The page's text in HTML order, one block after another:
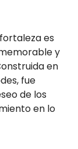
es
y
en
fue
de los
en lo